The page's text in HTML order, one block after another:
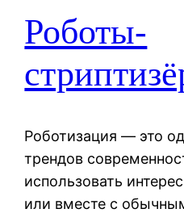
Роботы-
Роботизация — это
трендов
использовать
или вместе с